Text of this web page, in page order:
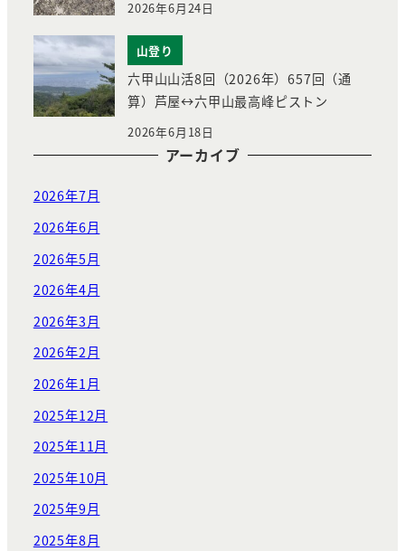
2026年6月24日
山登り
六甲山山活8回（2026年）657回（通
算）芦屋↔︎六甲山最高峰ピストン
2026年6月18日
アーカイブ
2026年7月
2026年6月
2026年5月
2026年4月
2026年3月
2026年2月
2026年1月
2025年12月
2025年11月
2025年10月
2025年9月
2025年8月